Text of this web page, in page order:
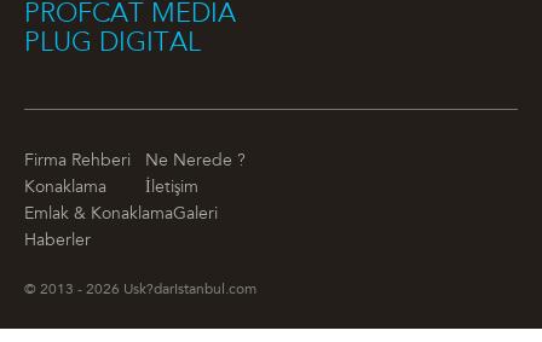
PROFCAT MEDIA
PLUG DIGITAL
Firma Rehberi
Ne Nerede ?
Konaklama
İletişim
Emlak & KonaklamaGaleri
Haberler
© 2013 - 2026 Usk?darIstanbul.com